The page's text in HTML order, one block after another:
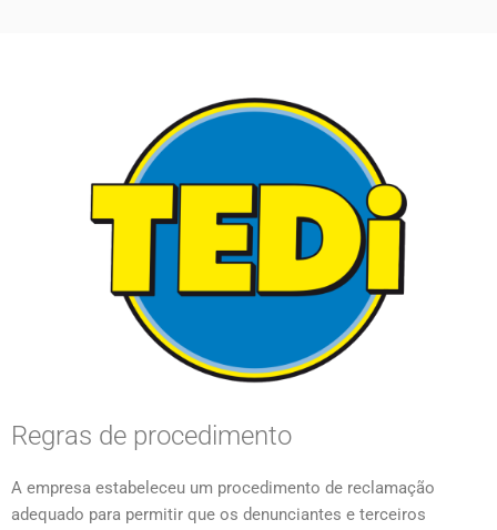
Regras de procedimento
A empresa estabeleceu um procedimento de reclamação
adequado para permitir que os denunciantes e terceiros